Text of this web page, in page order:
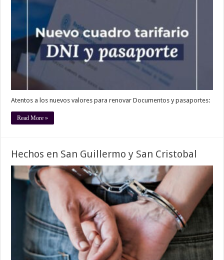
Atentos a los nuevos valores para renovar Documentos y pasaportes:
Read More »
Hechos en San Guillermo y San Cristobal